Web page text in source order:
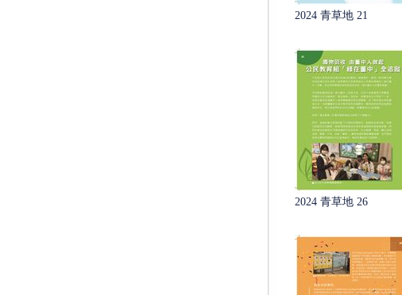
2024 青草地 21
2024 青草地 26